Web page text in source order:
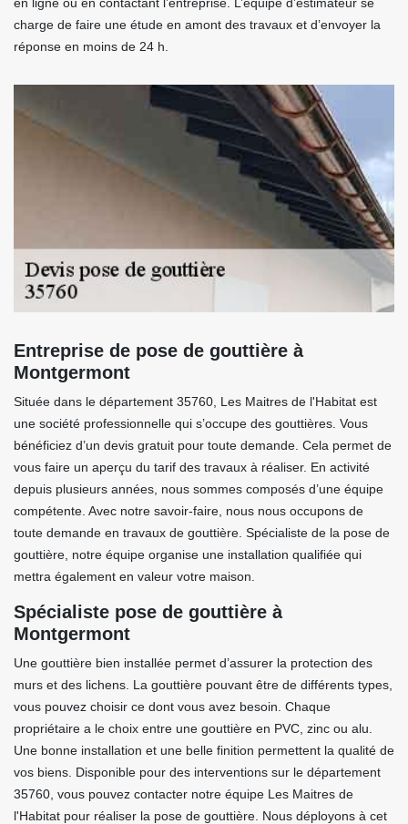
charge de faire une étude en amont des travaux et d’envoyer la
réponse en moins de 24 h.
Entreprise de pose de gouttière à
Montgermont
Située dans le département 35760, Les Maitres de l'Habitat est
une société professionnelle qui s’occupe des gouttières. Vous
bénéficiez d’un devis gratuit pour toute demande. Cela permet de
vous faire un aperçu du tarif des travaux à réaliser. En activité
depuis plusieurs années, nous sommes composés d’une équipe
compétente. Avec notre savoir-faire, nous nous occupons de
toute demande en travaux de gouttière. Spécialiste de la pose de
gouttière, notre équipe organise une installation qualifiée qui
mettra également en valeur votre maison.
Spécialiste pose de gouttière à
Montgermont
Une gouttière bien installée permet d’assurer la protection des
murs et des lichens. La gouttière pouvant être de différents types,
vous pouvez choisir ce dont vous avez besoin. Chaque
propriétaire a le choix entre une gouttière en PVC, zinc ou alu.
Une bonne installation et une belle finition permettent la qualité de
vos biens. Disponible pour des interventions sur le département
35760, vous pouvez contacter notre équipe Les Maitres de
l'Habitat pour réaliser la pose de gouttière. Nous déployons à cet